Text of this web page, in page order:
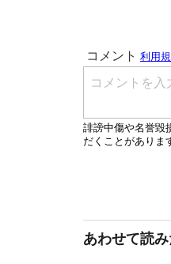
あわせて読